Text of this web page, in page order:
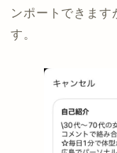
ンポートできま
す。